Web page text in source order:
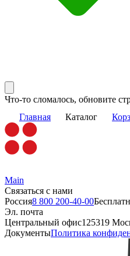
Что-то сломалось, обновите
Главная Каталог
Main
Связаться с нами
Россия8 800 200-40-00
Эл. почта
Центральный офис125319
ДокументыПолитика